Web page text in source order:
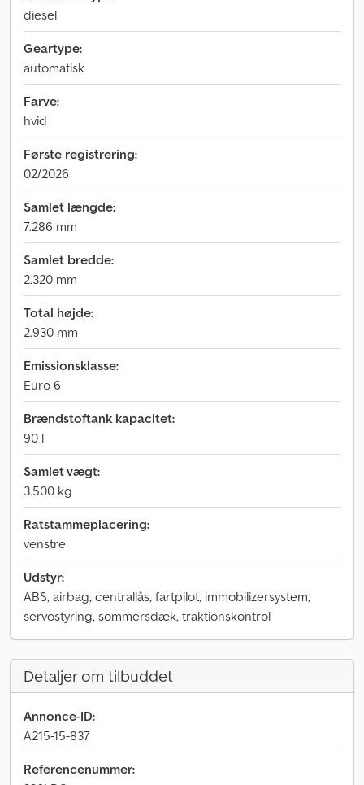
diesel
Geartype:
automatisk
Farve:
hvid
Første registrering:
02/2026
Samlet længde:
7.286 mm
Samlet bredde:
2.320 mm
Total højde:
2.930 mm
Emissionsklasse:
Euro 6
Brændstoftank kapacitet:
90 l
Samlet vægt:
3.500 kg
Ratstammeplacering:
venstre
Udstyr:
ABS, airbag, centrallås, fartpilot, immobilizersystem,
servostyring, sommersdæk, traktionskontrol
Detaljer om tilbuddet
Annonce-ID:
A215-15-837
Referencenummer: